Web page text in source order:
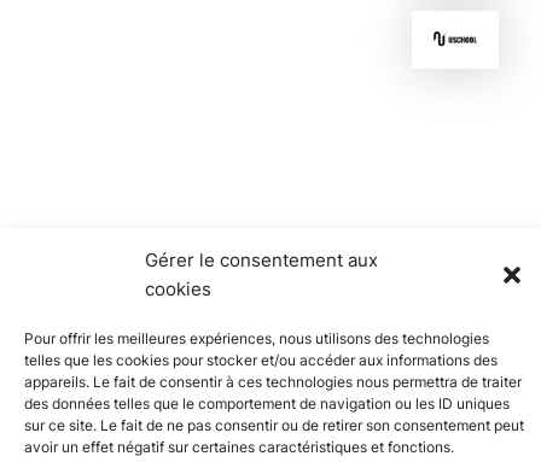
Gérer le consentement aux
cookies
Pour offrir les meilleures expériences, nous utilisons des technologies
telles que les cookies pour stocker et/ou accéder aux informations des
appareils. Le fait de consentir à ces technologies nous permettra de traiter
des données telles que le comportement de navigation ou les ID uniques
sur ce site. Le fait de ne pas consentir ou de retirer son consentement peut
avoir un effet négatif sur certaines caractéristiques et fonctions.
À propos de Actualités Événements Catalogue de